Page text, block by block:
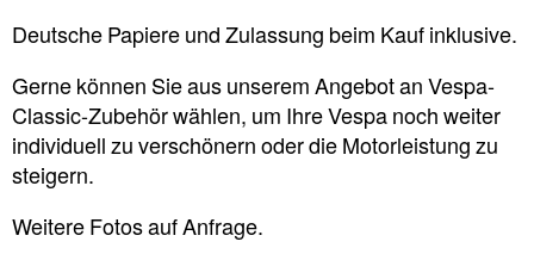
Deutsche Papiere und Zulassung beim Kauf inklusive.
Gerne können Sie aus unserem Angebot an Vespa-
Classic-Zubehör wählen, um Ihre Vespa noch weiter
individuell zu verschönern oder die Motorleistung zu
steigern.
Weitere Fotos auf Anfrage.